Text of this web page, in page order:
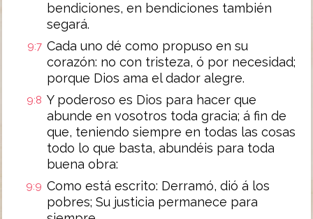
bendiciones, en bendiciones también
segará.
9:7 Cada uno dé como propuso en su
corazón: no con tristeza, ó por necesidad;
porque Dios ama el dador alegre.
9:8 Y poderoso es Dios para hacer que
abunde en vosotros toda gracia; á fin de
que, teniendo siempre en todas las cosas
todo lo que basta, abundéis para toda
buena obra:
9:9 Como está escrito: Derramó, dió á los
pobres; Su justicia permanece para